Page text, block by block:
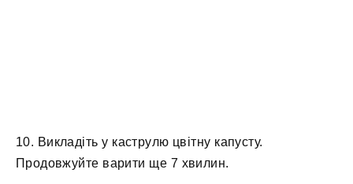
10. Викладіть у каструлю цвітну капусту.
Продовжуйте варити ще 7 хвилин.